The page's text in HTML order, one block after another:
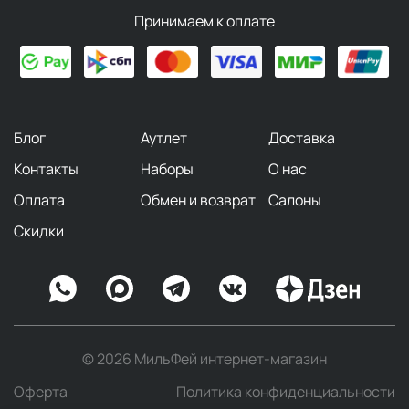
колеблется от 4% до 10%, что обеспечивает
баланс между заметностью, стойкостью и
доступностью. Она охватывает широчайший
большинства повседневных ситуаций. Для
оптимального эффекта достаточно нескольких
распылений на теплые участки кожи.
Парфюмерная вода (Eau de Parfum)предлагает
более насыщенное звучание с концентрацией от
выраженный шлейф и заметно большая
создан для вечерних выходов, особых случаев
или прохладного времени года, когда аромат
должен звучать уверенно и долго, достаточно
всего 1-3 распылений.
Парфюм, духи (Parfum, Parf, Extrait de Parfum)
вершина парфюмерного искусства, где
Принимаем к оплате
Блог Аутлет
Доставка
Контакты
Наборы
О нас
Оплата
Обмен и возврат
Салоны
Скидки
© 2026 МильФей интернет-магазин
Оферта
Политика конфиденциальности